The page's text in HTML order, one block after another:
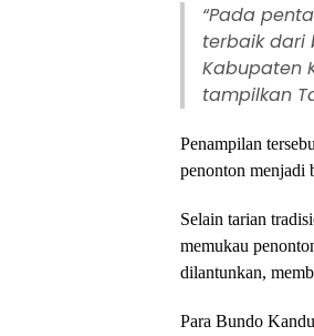
“Pada
terbaik dari
Kabupaten
tampilkan
Penampilan
penonton menjadi
Selain tarian
memukau
dilantunkan,
Para Bundo